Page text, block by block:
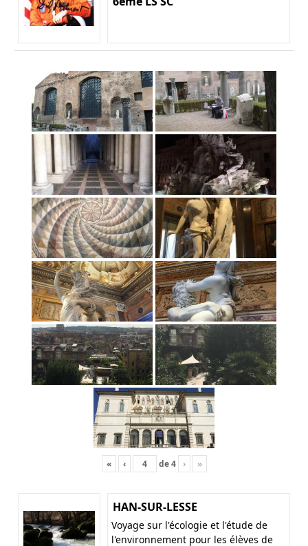
« ‹ de4 › »
HAN-SUR-LESSE
Voyage sur l'écologie et l'étude de
l'environnement pour les élèves de